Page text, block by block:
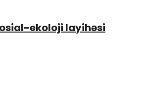
ekoloji layihəsi